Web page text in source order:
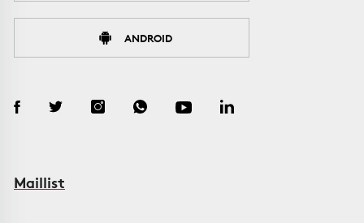
ANDROID
Maillist